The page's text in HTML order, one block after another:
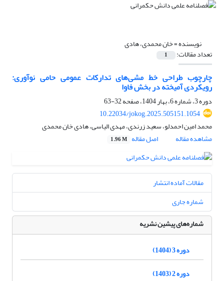
نویسنده =خان محمدی، هادی
تعداد مقالات: 1
چارچوب طراحی خط مشی‌‌های تدارکات عمومی حامی نوآوری:
رویکردی آمیخته در بخش فاوا
دوره 3، شماره 6، بهار 1404، صفحه
32-63
10.22034/jokog.2025.505151.1054
محمد امین احمدلو، سعید زرندی، مهدی الیاسی، هادی خان محمدی
مشاهده مقاله
اصل مقاله 1.96 M
مقالات آماده انتشار
شماره جاری
شماره‌های پیشین نشریه
دوره 3 (1404)
دوره 2 (1403)